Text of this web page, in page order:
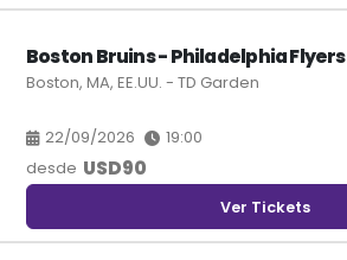
Boston Bruins - Philadelphia Flyers
Boston, MA, EE.UU. - TD Garden
22/09/2026
19:00
desde USD90
Ver Tickets